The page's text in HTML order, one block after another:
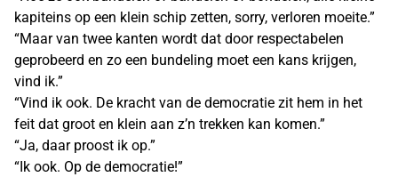
kapiteins op een klein schip zetten, sorry, verloren moeite.”
“Maar van twee kanten wordt dat door respectabelen
geprobeerd en zo een bundeling moet een kans krijgen,
vind ik.”
“Vind ik ook. De kracht van de democratie zit hem in het
feit dat groot en klein aan z’n trekken kan komen.”
“Ja, daar proost ik op.”
“Ik ook. Op de democratie!”